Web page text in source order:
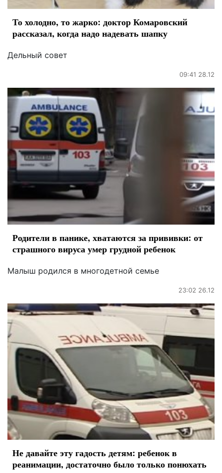
То холодно, то жарко: доктор Комаровский
рассказал, когда надо надевать шапку
Дельный совет
09:41 28.12
Родители в панике, хватаются за прививки: от
страшного вируса умер грудной ребенок
Малыш родился в многодетной семье
23:02 26.12
Не давайте эту гадость детям: ребенок в
реанимации, достаточно было только понюхать